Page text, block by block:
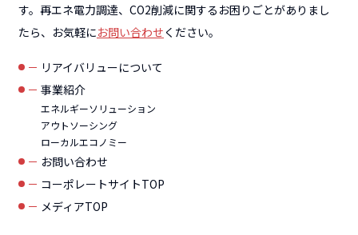
す。再エネ電力調達、CO2削減に関するお困りごとがありまし
たら、お気軽にお問い合わせ ください。
リアイバリューについて
事業紹介
エネルギーソリューション
アウトソーシング
ローカルエコノミー
お問い合わせ
コーポレートサイトTOP
メディアTOP